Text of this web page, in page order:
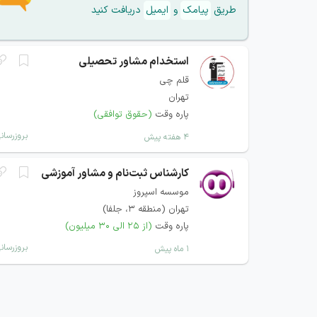
طریق پیامک و ایمیل دریافت کنید
استخدام مشاور تحصیلی
قلم چی
تهران
پاره وقت (حقوق توافقی)
۴ هفته پیش
کارشناس ثبت‌نام و مشاور آموزشی
موسسه اسپروز
تهران (منطقه ۳، جلفا)
پاره وقت (از ۲۵ الی ۳۰ میلیون)
۱ ماه پیش